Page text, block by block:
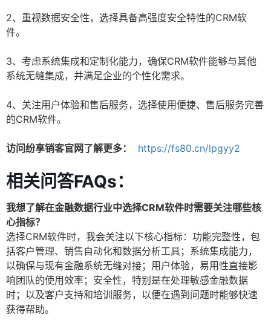
2、重视数据安全性，选择具备高强度安全特性的CRM软
件。
3、考虑系统集成和定制化能力，确保CRM软件能够与其他
系统无缝集成，并满足企业的个性化需求。
4、关注用户体验和售后服务，选择使用便捷、售后服务完善
的CRM软件。
访问纷享销客官网了解更多： https://fs80.cn/lpgyy2
相关问答FAQs：
我想了解在金融数据行业中选择CRM软件时需要关注哪些核
心指标？
选择CRM软件时，我会关注以下核心指标：功能完整性，包
括客户管理、销售自动化和数据分析工具；系统集成能力，
以确保与现有金融系统无缝对接；用户体验，易用性直接影
响团队的使用效率；安全性，特别是在处理敏感金融数据
时；以及客户支持和培训服务，以便在遇到问题时能够快速
获得帮助。